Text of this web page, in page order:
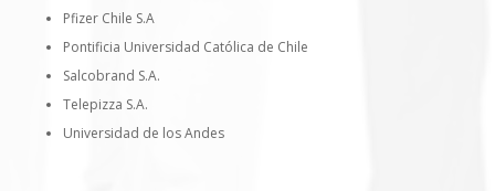
Pfizer Chile S.A
Pontificia Universidad Católica de Chile
Salcobrand S.A.
Telepizza S.A.
Universidad de los Andes